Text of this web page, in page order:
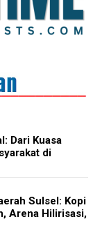
Dari Kuasa
di
Sulsel: Kopi
Arena Hilirisasi,